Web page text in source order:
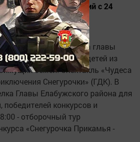
мероприятий с 24
января 2014-го.
12.00 - новогодняя елка главы
для детей-инвалидов, детей из
семей. Спектакль «Чудеса
Снегурочки» (ГДК). В
Главы Елабужского района для
конкурсов и
- отборочный тур
«Снегурочка Прикамья -